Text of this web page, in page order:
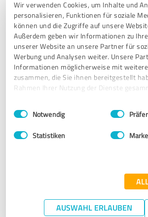
Wir verwenden Cookies, um Inhalte und
personalisieren, Funktionen für soziale
können und die Zugriffe auf unsere
Außerdem geben wir Informationen zu
unserer Website an unsere Partner für
Werbung und Analysen weiter. Unsere
Informationen möglicherweise mit
zusammen, die Sie ihnen bereitgestellt
Rahmen Ihrer Nutzung der Dienste
Impressum Datenschutzbestimmungen
Einwilligungsauswahl
Notwendig
Statistiken
AUSWAHL ERLAUBEN
5,00 von 5
SEHR GUT
Der persönliche Bezug in der
gefallen. Susanne Nickel hat den
sie gemeinsam mit den Zuhörern
Tränen raus kommen will. Ich freue
Erfahrungsbericht & Bewertung zu:
5,00 von 5